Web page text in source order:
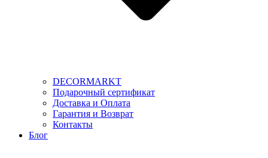
DECORMARKT
Подарочный сертификат
Доставка и Оплата
Гарантия и Возврат
Контакты
Блог